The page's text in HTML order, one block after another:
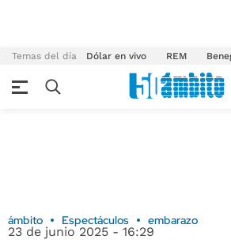
Temas del día Dólar en vivo REM
ámbito Espectáculos embarazo
23 de junio 2025 - 16:29